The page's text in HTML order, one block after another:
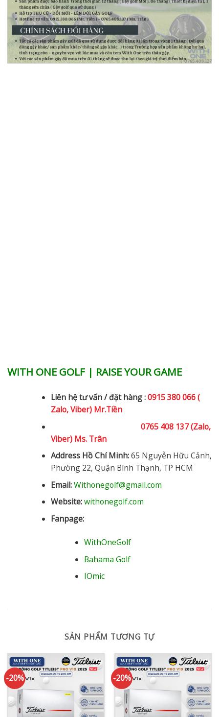
WITH ONE GOLF | RAISE YOUR GAME
Liên hệ tư vấn / đặt hàng :0915 380 066 (
Zalo, Viber) Mr.Tiền
0765 408 137 (Zalo,
Viber) Ms. Trân
Address Hồ Chí Minh:65 Nguyễn Hữu Cảnh,
Phường 22, Quận Bình Thạnh, TP HCM
Email:Withonegolf@gmail.com
Website:withonegolf.com
Fanpage:
WithOneGolf
Bahama Golf
IOmic
SẢN PHẨM TƯƠNG TỰ
-20% -20%